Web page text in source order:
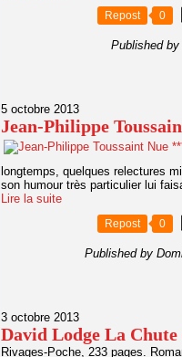
Repost 0
Published
5 octobre 2013
Jean-Philippe
longtemps, quelques relectures
son humour très particulier lui
Lire la suite
Repost 0
Published by
3 octobre 2013
David Lodge La
Rivages-Poche, 233 pages.